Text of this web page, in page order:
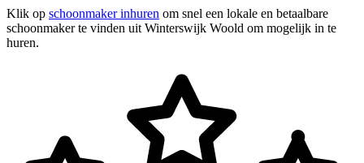
Klik op schoonmaker inhuren om snel een lokale en betaalbare
schoonmaker te vinden uit Winterswijk Woold om mogelijk in te
huren.